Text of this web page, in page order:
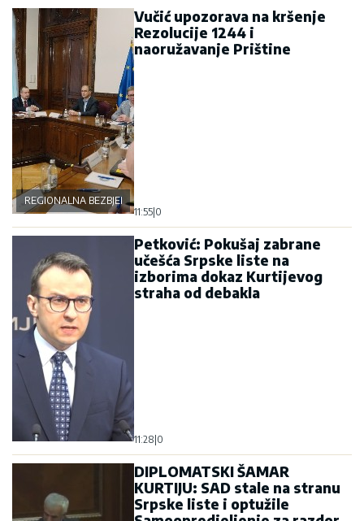
REGIONALNA BEZBJEDNOST
Vučić upozorava na kršenje
Rezolucije 1244 i
naoružavanje Prištine
11:55 0
Petković: Pokušaj zabrane
učešća Srpske liste na
izborima dokaz Kurtijevog
straha od debakla
11:28 0
DIPLOMATSKI ŠAMAR
KURTIJU: SAD stale na stranu
Srpske liste i optužile